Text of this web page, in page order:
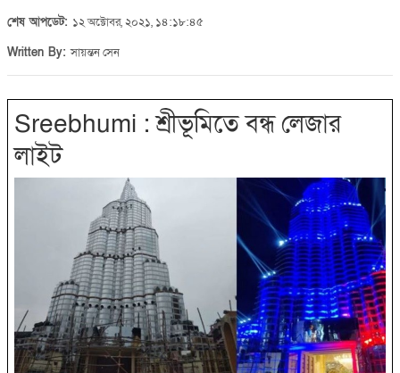
শেষ আপডেট: ১২ অক্টোবর, ২০২১, ১৪:১৮:৪৫
Written By:সায়ন্তন সেন
Sreebhumi : শ্রীভূমিতে বন্ধ লেজার
লাইট